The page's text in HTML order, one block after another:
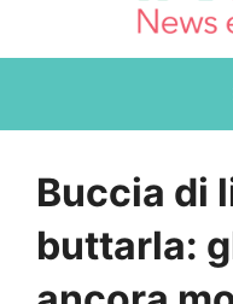
Buccia di
buttarla: